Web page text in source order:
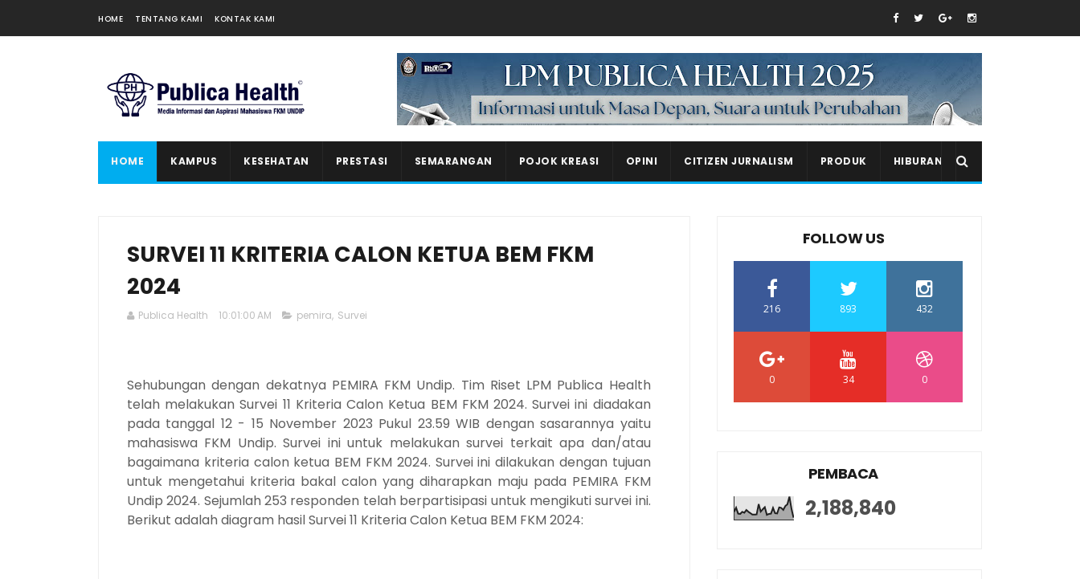
HOME TENTANG KAMI KONTAK KAMI
Masukkan iklan disini!
HOME KAMPUS KESEHATAN PRESTASI SEMARANGAN POJOK KREASI OPINI CITIZEN JURNALISM PRODUK HIBURAN
SURVEI 11 KRITERIA CALON KETUA BEM FKM
2024
Publica Health 10:01:00 AM pemira, Survei
Sehubungan dengan dekatnya PEMIRA FKM Undip. Tim Riset LPM Publica Health
telah melakukan Survei 11 Kriteria Calon Ketua BEM FKM 2024. Survei ini diadakan
pada tanggal 12 - 15 November 2023 Pukul 23.59 WIB dengan sasarannya yaitu
mahasiswa FKM Undip. Survei ini untuk melakukan survei terkait apa dan/atau
bagaimana kriteria calon ketua BEM FKM 2024. Survei ini dilakukan dengan tujuan
untuk mengetahui kriteria bakal calon yang diharapkan maju pada PEMIRA FKM
Undip 2024. Sejumlah 253 responden telah berpartisipasi untuk mengikuti survei ini.
Berikut adalah diagram hasil Survei 11 Kriteria Calon Ketua BEM FKM 2024:
FOLLOW US
216 893 432
0 34 0
PEMBACA
2,188,840